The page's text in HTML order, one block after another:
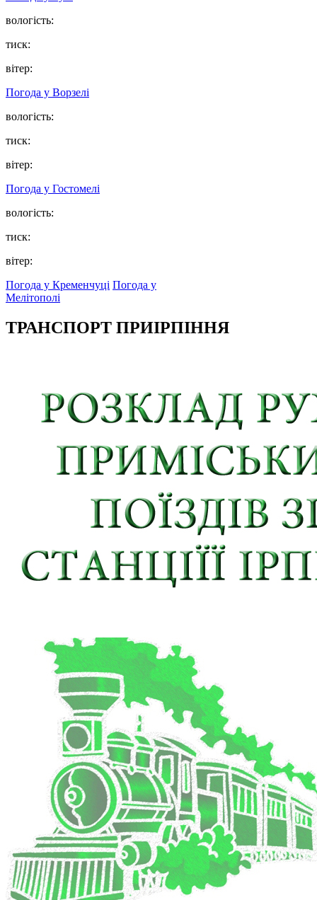
вологість:
тиск:
вітер:
Погода у Ворзелі
вологість:
тиск:
вітер:
Погода у Гостомелі
вологість:
тиск:
вітер:
Погода у Кременчуці Погода у
Мелітополі
ТРАНСПОРТ ПРИІРПІННЯ